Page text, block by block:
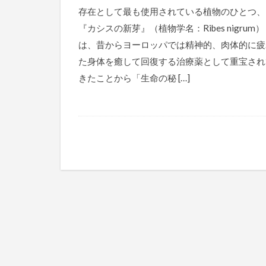
存在として最も使用されている植物のひとつ、
『カシスの新芽』（植物学名：Ribes nigrum）
は、昔からヨーロッパでは精神的、肉体的に
た身体を癒して回復する治療薬として重宝さ
きたことから「生命の秘 […]